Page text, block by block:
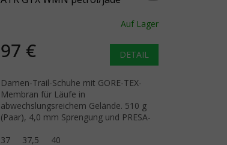
Auf Lager
97 € DETAIL
Damen-Trail-Schuhe mit GORE-TEX-
Membran für Läufe in
abwechslungsreichem Gelände. 510 g
(Paar), 4,0 mm Sprengung und PRESA-
37
37,5 40